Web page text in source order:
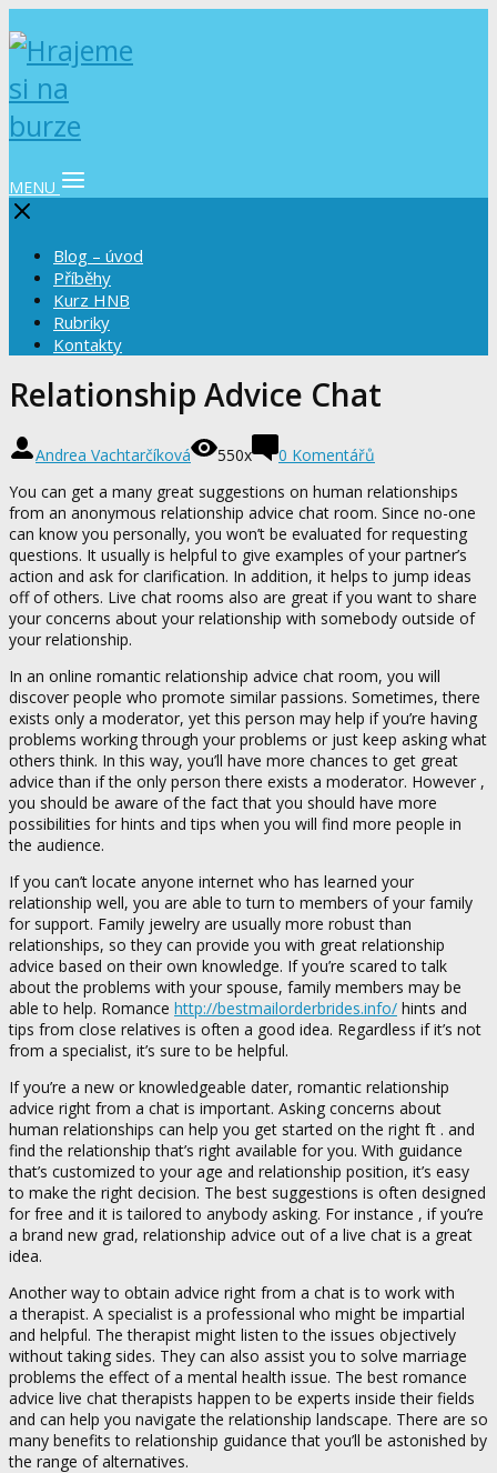
MENU
Blog – úvod
Příběhy
Kurz HNB
Rubriky
Kontakty
Relationship Advice Chat
Andrea Vachtarčíková 550x
0 Komentářů
You can get a many great suggestions on human relationships
from an anonymous relationship advice chat room. Since no-one
can know you personally, you won’t be evaluated for requesting
questions. It usually is helpful to give examples of your partner’s
action and ask for clarification. In addition, it helps to jump ideas
off of others. Live chat rooms also are great if you want to share
your concerns about your relationship with somebody outside of
your relationship.
In an online romantic relationship advice chat room, you will
discover people who promote similar passions. Sometimes, there
exists only a moderator, yet this person may help if you’re having
problems working through your problems or just keep asking what
others think. In this way, you’ll have more chances to get great
advice than if the only person there exists a moderator. However ,
you should be aware of the fact that you should have more
possibilities for hints and tips when you will find more people in
the audience.
If you can’t locate anyone internet who has learned your
relationship well, you are able to turn to members of your family
for support. Family jewelry are usually more robust than
relationships, so they can provide you with great relationship
advice based on their own knowledge. If you’re scared to talk
about the problems with your spouse, family members may be
able to help. Romance http://bestmailorderbrides.info/ hints and
tips from close relatives is often a good idea. Regardless if it’s not
from a specialist, it’s sure to be helpful.
If you’re a new or knowledgeable dater, romantic relationship
advice right from a chat is important. Asking concerns about
human relationships can help you get started on the right ft . and
find the relationship that’s right available for you. With guidance
that’s customized to your age and relationship position, it’s easy
to make the right decision. The best suggestions is often designed
for free and it is tailored to anybody asking. For instance , if you’re
a brand new grad, relationship advice out of a live chat is a great
idea.
Another way to obtain advice right from a chat is to work with
a therapist. A specialist is a professional who might be impartial
and helpful. The therapist might listen to the issues objectively
without taking sides. They can also assist you to solve marriage
problems the effect of a mental health issue. The best romance
advice live chat therapists happen to be experts inside their fields
and can help you navigate the relationship landscape. There are so
many benefits to relationship guidance that you’ll be astonished by
the range of alternatives.